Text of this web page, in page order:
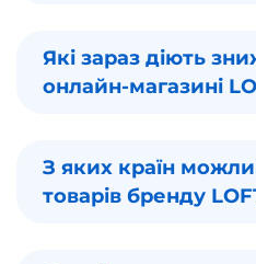
Які зараз діють
онлайн-магазині
З яких країн
товарів бренду